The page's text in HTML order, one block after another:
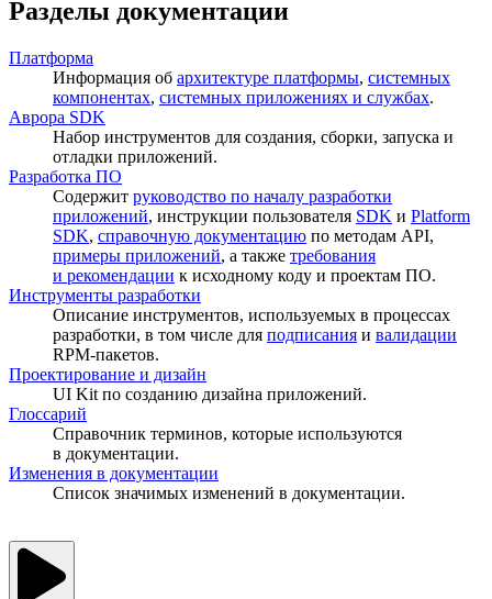
Разделы документации
Платформа
Информация об архитектуре платформы, системных
компонентах, системных приложениях и службах.
Аврора SDK
Набор инструментов для создания, сборки, запуска и
отладки приложений.
Разработка ПО
Содержит руководство по началу разработки
приложений, инструкции пользователя SDK и Platform
SDK, справочную документацию по методам API,
примеры приложений, а также требования
и рекомендации к исходному коду и проектам ПО.
Инструменты разработки
Описание инструментов, используемых в процессах
разработки, в том числе для подписания и валидации
RPM-пакетов.
Проектирование и дизайн
UI Kit по созданию дизайна приложений.
Глоссарий
Справочник терминов, которые используются
в документации.
Изменения в документации
Список значимых изменений в документации.